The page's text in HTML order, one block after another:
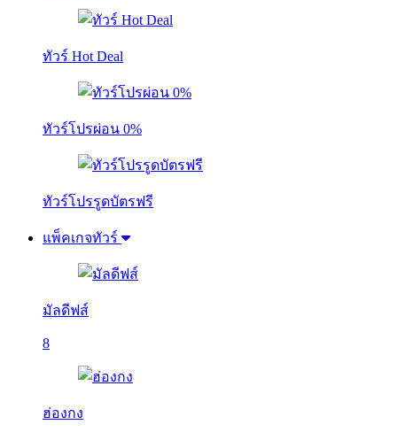
ทัวร์ Hot Deal
ทัวร์โปรผ่อน 0%
ทัวร์โปรรูดบัตรฟรี
แพ็คเกจทัวร์
มัลดีฟส์
8
ฮ่องกง